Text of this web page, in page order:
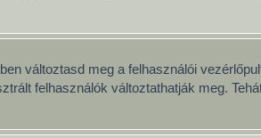
változtasd meg a felhasználói
felhasználók változtathatják meg.